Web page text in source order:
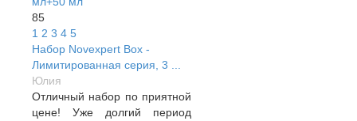
85
1 2 3 4 5
Набор Novexpert Box -
Лимитированная серия, 3 ...
Юлия
Отличный набор по приятной
цене! Уже долгий период